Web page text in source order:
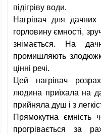
підігріву води.
Нагрівач для
горловину ємності,
знімається. На
промишляють
цінні речі.
Цей нагрівач
людина приїхала на
прийняла душ і з
Прямокутна ємність
прогрівається за